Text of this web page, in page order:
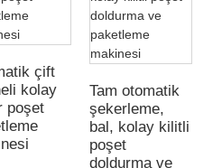
çift
kolay
poşet
Tam otomatik
şekerleme,
bal, kolay kilitli
poşet
doldurma ve